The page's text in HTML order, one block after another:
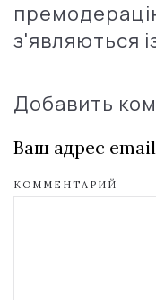
з'являються
Добавить
Ваш адрес
КОММЕНТАРИЙ